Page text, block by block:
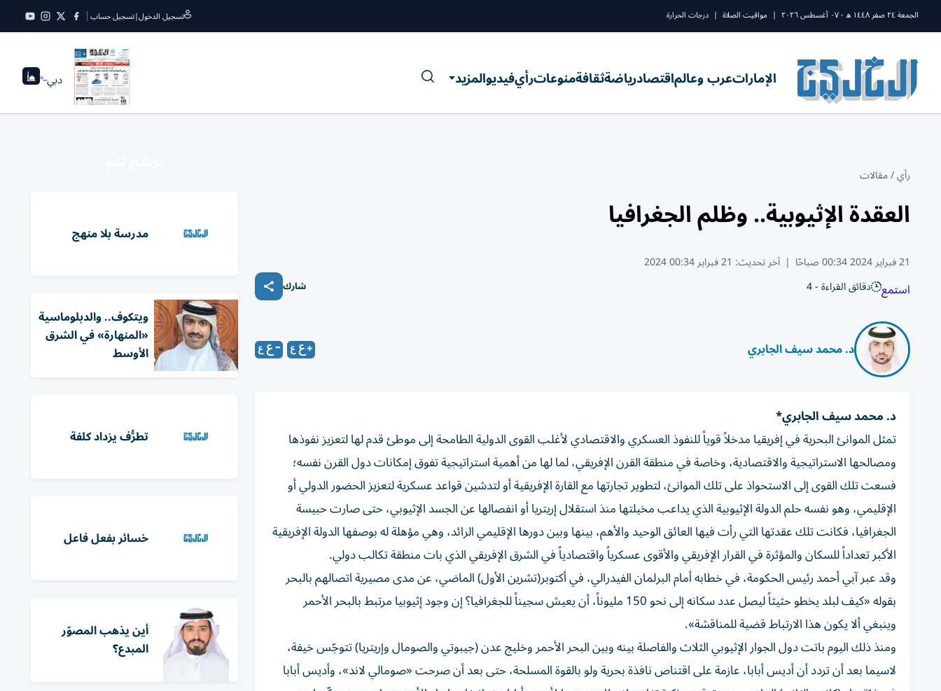
الجمعة ٢٤ صفر ١٤٤٨ ه - ٠٧ أغسطس ٢٠٢٦ | مواقيت الصلاة | درجات الحرارة تسجيل الدخول|تسجيل حساب
الإماراتعرب وعالماقتصادرياضةثقافةمنوعاترأيفيديوالمزيد دبي--°
رأي/مقالات
العقدة الإثيوبية.. وظلم الجغرافيا
21 فبراير 2024 00:34 صباحًا | آخر تحديث: 21 فبراير 00:34 2024
استمع دقائق القراءة - 4 شارك
د. محمد سيف الجابري
د. محمد سيف الجابري*
تمثل الموانئ البحرية في إفريقيا مدخلاً قوياً للنفوذ العسكري والاقتصادي لأغلب القوى الدولية الطامحة إلى موطئ قدم لها لتعزيز نفوذها
ومصالحها الاستراتيجية والاقتصادية، وخاصة في منطقة القرن الإفريقي، لما لها من أهمية استراتيجية تفوق إمكانات دول القرن نفسه؛
فسعت تلك القوى إلى الاستحواذ على تلك الموانئ، لتطوير تجارتها مع القارة الإفريقية أو لتدشين قواعد عسكرية لتعزيز الحضور الدولي أو
الإقليمي، وهو نفسه حلم الدولة الإثيوبية الذي يداعب مخيلتها منذ استقلال إريتريا أو انفصالها عن الجسد الإثيوبي، حتى صارت حبيسة
الجغرافيا، فكانت تلك عقدتها التي رأت فيها العائق الوحيد والأهم، بينها وبين دورها الإقليمي الرائد، وهي مؤهلة له بوصفها الدولة الإفريقية
الأكبر تعداداً للسكان والمؤثرة في القرار الإفريقي والأقوى عسكرياً واقتصادياً في الشرق الإفريقي الذي بات منطقة تكالب دولي.
وقد عبر آبي أحمد رئيس الحكومة، في خطابه أمام البرلمان الفيدرالي، في أكتوبر(تشرين الأول) الماضي، عن مدى مصيرية اتصالهم بالبحر
بقوله «كيف لبلد يخطو حثيثاً ليصل عدد سكانه إلى نحو 150 مليوناً، أن يعيش سجيناً للجغرافيا؟ إن وجود إثيوبيا مرتبط بالبحر الأحمر
وينبغي ألا يكون هذا الارتباط قضية للمناقشة».
ومنذ ذلك اليوم باتت دول الجوار الإثيوبي الثلاث والفاصلة بينه وبين البحر الأحمر وخليج عدن (جيبوتي والصومال وإريتريا) تتوجّس خيفة،
لاسيما بعد أن تردد أن أديس أبابا، عازمة على اقتناص نافذة بحرية ولو بالقوة المسلحة، حتى بعد أن صرحت «صومالي لاند»، وأديس أبابا
مدرسة بلا منهج
ويتكوف.. والدبلوماسية
«المنهارة» في الشرق
الأوسط
تطرُّف يزداد كلفة
خسائر بفعل فاعل
أين يذهب المصوّر
المبدع؟